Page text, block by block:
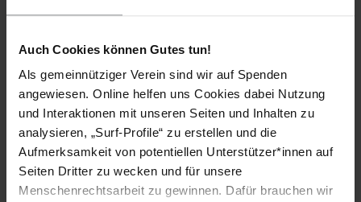
Auch Cookies können Gutes tun!
Als gemeinnütziger Verein sind wir auf Spenden
angewiesen. Online helfen uns Cookies dabei Nutzung
und Interaktionen mit unseren Seiten und Inhalten zu
analysieren, „Surf-Profile“ zu erstellen und die
Aufmerksamkeit von potentiellen Unterstützer*innen auf
Seiten Dritter zu wecken und für unsere
Menschenrechtsarbeit zu gewinnen. Dafür brauchen wir
INDONESIEN
Fax: (00 62) 21 525 3004
E-Mail:rohumas@kemenkumham.go.id
Twitter: @Kemenkumham_RI
KOPIEN AN
VORSITZENDER DER NATIONALEN
MENSCHENRECHTSKOMMISSION (KOMNAS HAM)
Mr. Imdadun Rahmat